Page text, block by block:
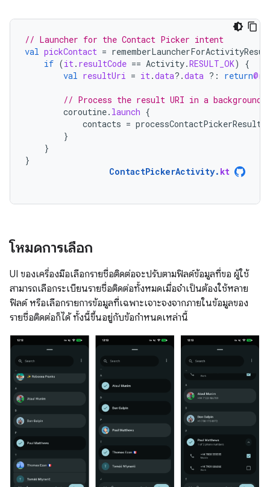
// Launcher for the Contact Picker intent
val pickContact =
if (it. resultCode == Activity.RESULT_OK)
{
val resultUri = it.data?.data ?: return
// Process the result URI in a
coroutine. launch {
contacts =
}
}
}
ContactPickerActivity. kt
โหมดการเลือก
UI ของเครื่องมือเลือกรายชื่อติดต่อจะปรับตามฟิลด์ข้อมูลที่ขอ ผู้ใช้
สามารถเลือกระเบียนรายชื่อติดต่อทั้งหมดเมื่อจำเป็นต้องใช้หลาย
ฟิลด์ หรือเลือกรายการข้อมูลที่เฉพาะเจาะจงจากภายในข้อมูลของ
รายชื่อติดต่อก็ได้ ทั้งนี้ขึ้นอยู่กับข้อกำหนดเหล่านี้